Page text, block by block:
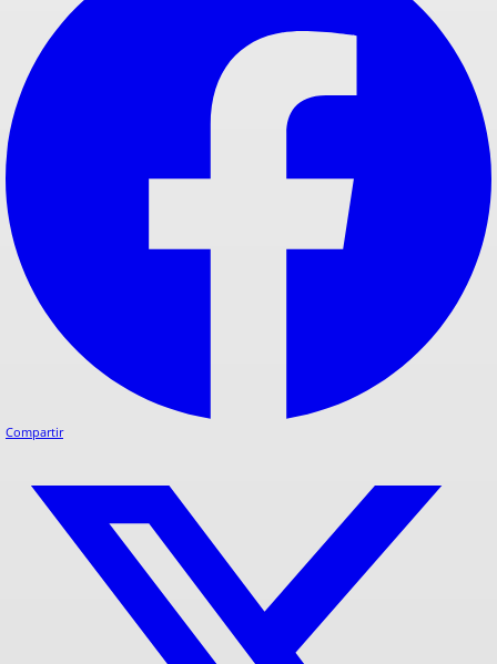
Compartir